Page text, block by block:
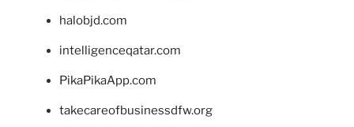
halobjd.com
intelligenceqatar.com
PikaPikaApp.com
takecareofbusinessdfw.org